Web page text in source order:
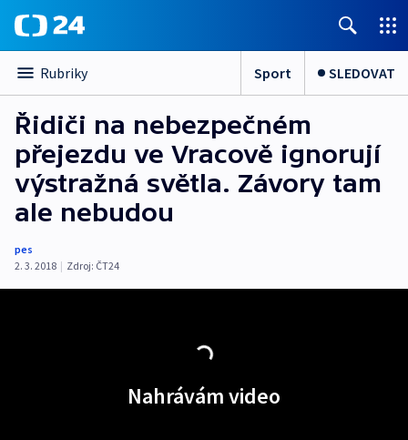
Rubriky Sport SLEDOVAT
Řidiči na nebezpečném
přejezdu ve Vracově ignorují
výstražná světla. Závory tam
ale nebudou
pes
2. 3. 2018 | Zdroj: ČT24
Nahrávám video